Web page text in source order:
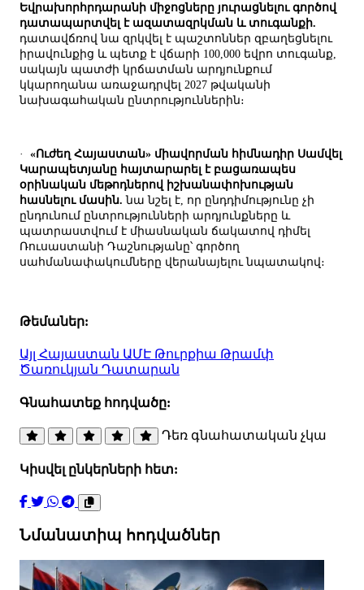
Եվրախորհրդարանի միջոցները յուրացնելու գործով
դատապարտվել է ազատազրկման և տուգանքի.
դատավճռով նա զրկվել է պաշտոններ զբաղեցնելու
իրավունքից և պետք է վճարի 100,000 եվրո տուգանք,
սակայն պատժի կրճատման արդյունքում
կկարողանա առաջադրվել 2027 թվականի
նախագահական ընտրություններին։
· «Ուժեղ Հայաստան» միավորման հիմնադիր Սամվել
Կարապետյանը հայտարարել է բացառապես
օրինական մեթոդներով իշխանափոխության
հասնելու մասին. նա նշել է, որ ընդդիմությունը չի
ընդունում ընտրությունների արդյունքները և
պատրաստվում է միասնական ճակատով դիմել
Ռուսաստանի Դաշնությանը՝ գործող
սահմանափակումները վերանայելու նպատակով։
Թեմաներ:
Այլ Հայաստան ԱՄԷ Թուրքիա Թրամփ
Ծառուկյան Դատարան
Գնահատեք հոդվածը:
Դեռ գնահատական չկա
Կիսվել ընկերների հետ:
Նմանատիպ հոդվածներ